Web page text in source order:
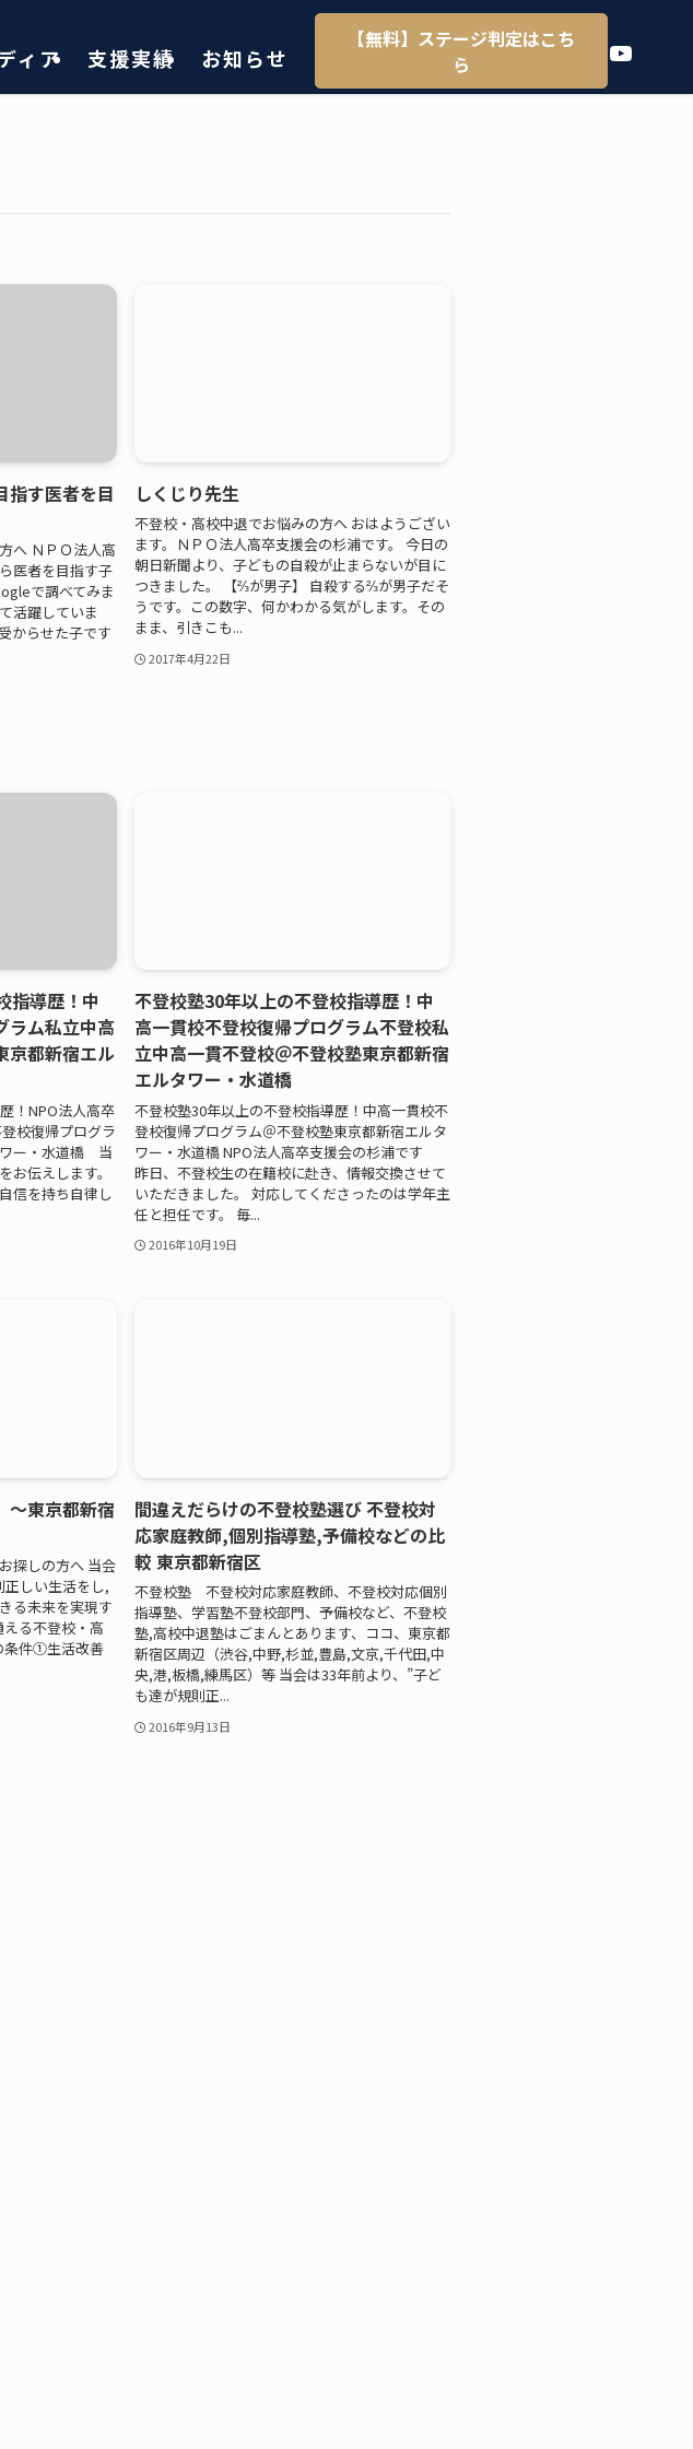
ィア 支援実績 お知らせ
【無料】ステージ判定はこち
ら
YouTube
指す医者を目
へ ＮＰＯ法人高
医者を目指す子
で調べてみま
活躍していま
からせた子です
しくじり先生
不登校・高校中退でお悩みの方へ おはようござい
ます。ＮＰＯ法人高卒支援会の杉浦です。 今日の
朝日新聞より、子どもの自殺が止まらないが目に
つきました。 【⅔が男子】 自殺する⅔が男子だそ
うです。この数字、何かわかる気がします。その
まま、引きこも...
2017年4月22日
指導歴！中
ラム私立中高
京都新宿エル
！NPO法人高卒
校復帰プログラ
ー・水道橋 当
お伝えします。
信を持ち自律し
不登校塾30年以上の不登校指導歴！中
高一貫校不登校復帰プログラム不登校私
立中高一貫不登校＠不登校塾東京都新宿
エルタワー・水道橋
不登校塾30年以上の不登校指導歴！中高一貫校不
登校復帰プログラム＠不登校塾東京都新宿エルタ
ワー・水道橋 NPO法人高卒支援会の杉浦です
昨日、不登校生の在籍校に赴き、情報交換させて
いただきました。 対応してくださったのは学年主
任と担任です。 毎...
2016年10月19日
東京都新宿
探しの方へ 当会
正しい生活をし,
る未来を実現す
る不登校・高
条件①生活改善
間違えだらけの不登校塾選び 不登校対
応家庭教師,個別指導塾,予備校などの比
較 東京都新宿区
不登校塾 不登校対応家庭教師、不登校対応個別
指導塾、学習塾不登校部門、予備校など、不登校
塾,高校中退塾はごまんとあります、ココ、東京都
新宿区周辺（渋谷,中野,杉並,豊島,文京,千代田,中
央,港,板橋,練馬区）等 当会は33年前より、”子ど
も達が規則正...
2016年9月13日